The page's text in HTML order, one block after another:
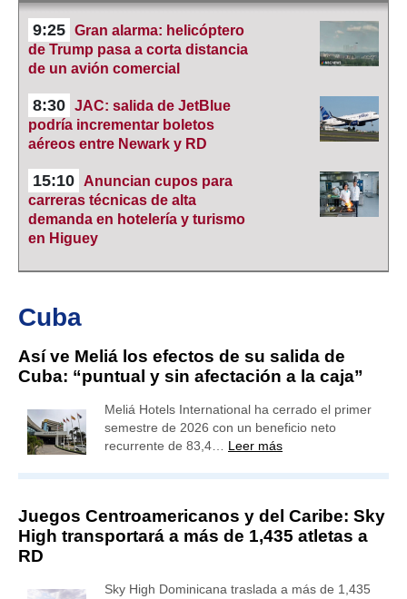
9:25 Gran alarma: helicóptero
de Trump pasa a corta distancia
de un avión comercial
8:30 JAC: salida de JetBlue
podría incrementar boletos
aéreos entre Newark y RD
15:10
Anuncian cupos para
carreras técnicas de alta
demanda en hotelería y turismo
en Higuey
Cuba
Así ve Meliá los efectos de su salida de
Cuba: “puntual y sin afectación a la caja”
Meliá Hotels International ha cerrado el primer
semestre de 2026 con un beneficio neto
recurrente de 83,4… Leer más
Juegos Centroamericanos y del Caribe: Sky
High transportará a más de 1,435 atletas a
RD
Sky High Dominicana traslada a más de 1,435